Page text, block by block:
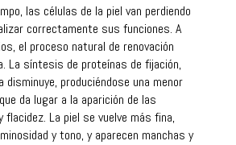
las células de la piel van perdiendo
correctamente sus funciones. A
el proceso natural de renovación
La síntesis de proteínas de fijación,
disminuye, produciéndose una menor
da lugar a la aparición de las
La piel se vuelve más fina,
y tono, y aparecen manchas y